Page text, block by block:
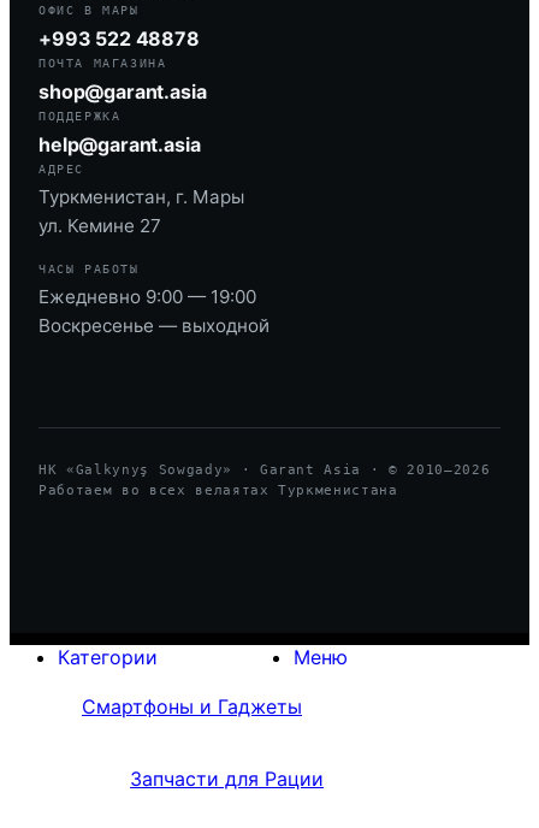
ОФИС В МАРЫ
+993 522 48878
ПОЧТА МАГАЗИНА
shop@garant.asia
ПОДДЕРЖКА
help@garant.asia
АДРЕС
Туркменистан, г. Мары
ул. Кемине 27
ЧАСЫ РАБОТЫ
Ежедневно 9:00 — 19:00
Воскресенье — выходной
HK «Galkynyş Sowgady» · Garant Asia · © 2010—2026
Работаем во всех велаятах Туркменистана
Меню
Категории
Смартфоны и Гаджеты
Запчасти для Рации